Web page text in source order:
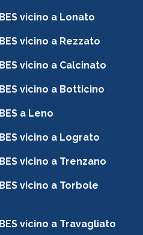
vicino a Lonato
vicino a Rezzato
vicino a Calcinato
vicino a Botticino
a Leno
vicino a Lograto
vicino a Trenzano
vicino a Torbole
vicino a Travagliato